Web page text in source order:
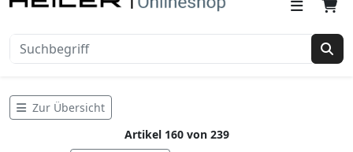
Zur Übersicht
Artikel 160 von 239